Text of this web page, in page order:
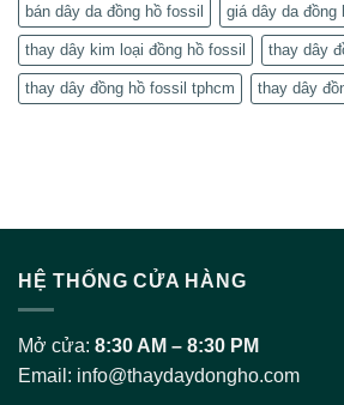
bán dây da đồng hồ fossil giá dây da đồng
thay dây kim loại đồng hồ fossil thay dây
thay dây đồng hồ fossil tphcm thay dây
HỆ THỐNG CỬA HÀNG
Mở cửa: 8:30 AM – 8:30 PM
Email: info@thaydaydongho.com